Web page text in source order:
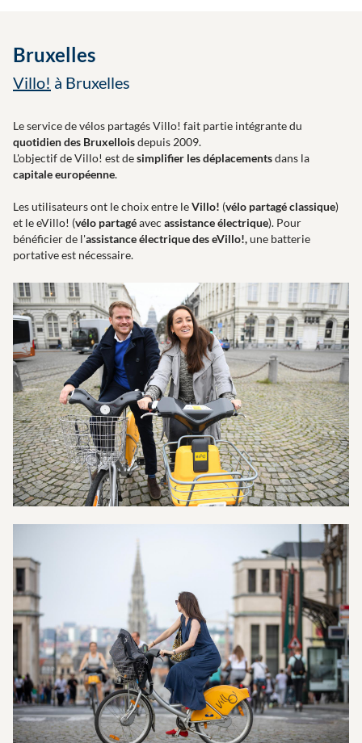
Bruxelles
Villo! à Bruxelles
Le service de vélos partagés Villo! fait partie intégrante du
quotidien des Bruxelloisdepuis 2009.
L'objectif de Villo! est desimplifier les déplacementsdans la
capitale européenne.
Les utilisateurs ont le choix entre leVillo! (vélo partagé classique)
et le eVillo! (vélo partagéavec assistance électrique). Pour
bénéficier de l'assistance électrique des eVillo!,une batterie
portative est nécessaire.